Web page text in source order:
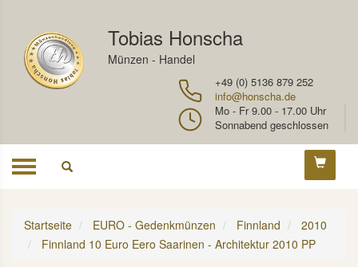
Tobias Honscha
Münzen - Handel
+49 (0) 5136 879 252
info@honscha.de
Mo - Fr 9.00 - 17.00 Uhr
Sonnabend geschlossen
Toggle
Startseite EURO - Gedenkmünzen Finnland
2010
Finnland 10 Euro Eero Saarinen - Architektur 2010 PP